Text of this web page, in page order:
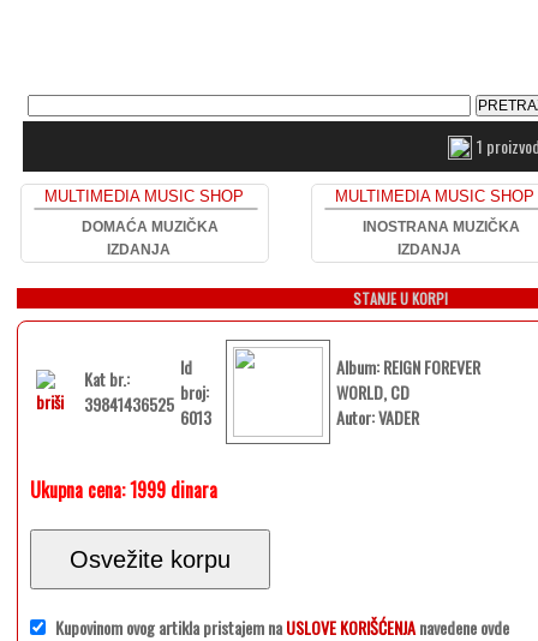
1
MULTIMEDIA MUSIC SHOP
DOMAĆA MUZIČKA
IZDANJA
MULTIMEDIA MUSIC SHOP
INOSTRANA MUZIČKA
IZDANJA
STANJE U KORPI
Kat br.:
39841436525
Id
broj:
6013
Album: REIGN FOREVER
WORLD, CD
Autor: VADER
Ukupna cena:1999 dinara
Osvežite korpu
Kupovinom ovog artikla pristajem naUSLOVE KORIŠĆENJAnavedene ovde